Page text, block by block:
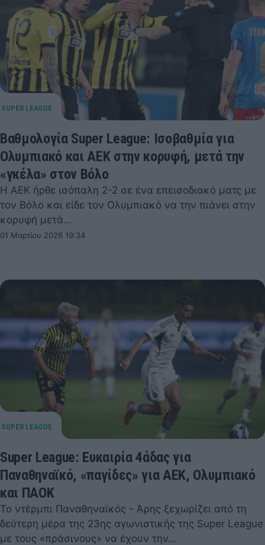
Βαθμολογία Super League: Ισοβαθμία για
Ολυμπιακό και ΑΕΚ στην κορυφή, μετά την
«γκέλα» στον Βόλο
Η ΑΕΚ ήρθε ισόπαλη 2-2 σε ένα επεισοδιακό ματς με
τον Βόλο και είδε τον Ολυμπιακό να την πιάνει στην
κορυφή μετά…
01 Μαρτίου 2026 19:34
Super League: Ευκαιρία 4άδας για
Παναθηναϊκό, «παγίδες» για ΑΕΚ, Ολυμπιακό
και ΠΑΟΚ
Το ντέρμπι Παναθηναϊκός - Άρης ξεχωρίζει από τη
δεύτερη μέρα της 23ης αγωνιστικής της Super League
με τους «πράσινους» να έχουν την…